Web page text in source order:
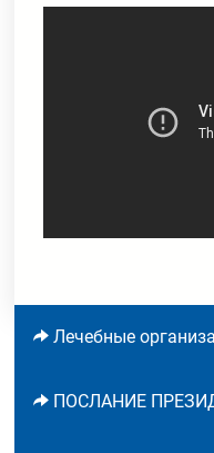
Лечебные
ПОСЛАНИЕ